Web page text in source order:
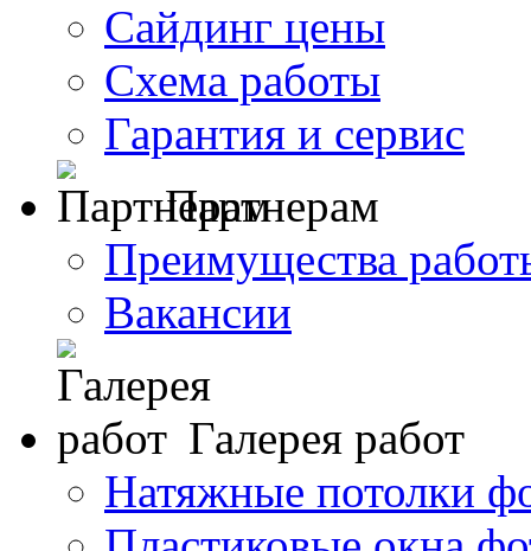
Сайдинг цены
Схема работы
Гарантия и сервис
Партнерам
Преимущества
Вакансии
Галерея работ
Натяжные потолки